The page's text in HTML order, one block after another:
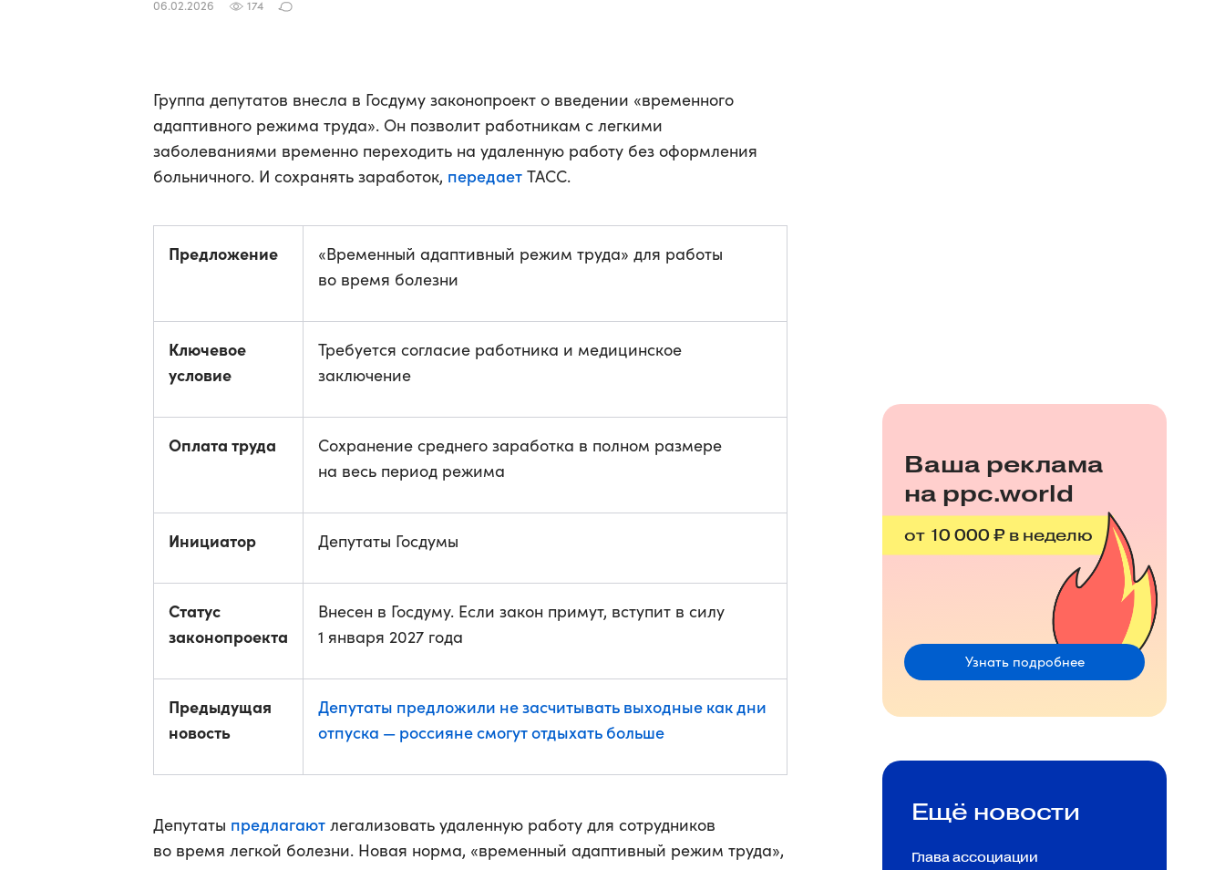
06.02.2026 174
Группа депутатов внесла в Госдуму законопроект о введении «временного
адаптивного режима труда». Он позволит работникам с легкими
заболеваниями временно переходить на удаленную работу без оформления
больничного. И сохранять заработок, передает ТАСС.
Предложение
«Временный адаптивный режим труда» для работы
во время болезни
Ключевое
условие
Требуется согласие работника и медицинское
заключение
Оплата труда
Сохранение среднего заработка в полном размере
на весь период режима
Инициатор Депутаты Госдумы
Статус
законопроекта
Внесен в Госдуму. Если закон примут, вступит в силу
1 января 2027 года
Предыдущая
новость
Депутаты предложили не засчитывать выходные как дни
отпуска — россияне смогут отдыхать больше
Депутаты предлагают легализовать удаленную работу для сотрудников
во время легкой болезни. Новая норма, «временный адаптивный режим труда»,
Ваша реклама
на ppc.world
от 10 000 ₽ в неделю
Узнать подробнее
Ещё новости
Глава ассоциации